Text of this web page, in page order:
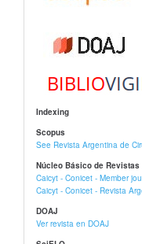
Indexing
Scopus
See Revista Argentina de
Núcleo Básico de
Caicyt - Conicet - Member
Caicyt - Conicet - Revista
DOAJ
Ver revista en DOAJ